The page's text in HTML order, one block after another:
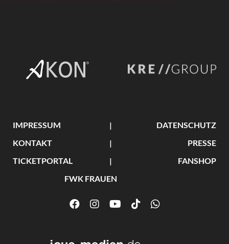
IMPRESSUM
DATENSCHUTZ
KONTAKT
PRESSE
TICKETPORTAL
FANSHOP
FWK FRAUEN